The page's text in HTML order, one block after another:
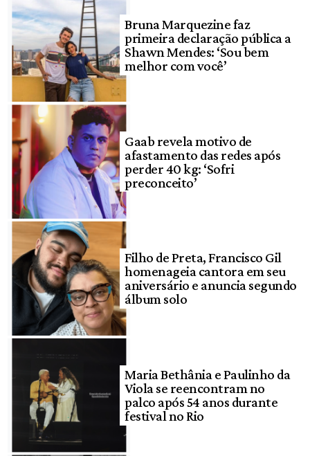
Bruna Marquezine faz
primeira declaração pública a
Shawn Mendes: ‘Sou bem
melhor com você’
Gaab revela motivo de
afastamento das redes após
perder 40 kg: ‘Sofri
preconceito’
Filho de Preta, Francisco Gil
homenageia cantora em seu
aniversário e anuncia segundo
álbum solo
Maria Bethânia e Paulinho da
Viola se reencontram no
palco após 54 anos durante
festival no Rio